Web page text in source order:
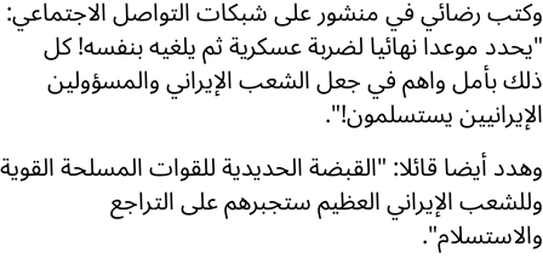
وكتب رضائي في منشور على شبكات التواصل الاجتماعي:
"يحدد موعدا نهائيا لضربة عسكرية ثم يلغيه بنفسه! كل
ذلك بأمل واهم في جعل الشعب الإيراني والمسؤولين
الإيرانيين يستسلمون!".
وهدد أيضا قائلا: "القبضة الحديدية للقوات المسلحة القوية
وللشعب الإيراني العظيم ستجبرهم على التراجع
والاستسلام".